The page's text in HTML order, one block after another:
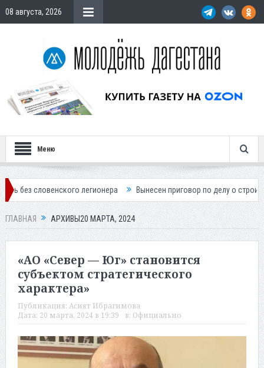
08 августа, 2026
Меню
легионера Вынесен приговор по делу о строительстве гостиницы
ГЛАВНАЯ АРХИВЫ20 МАРТА, 2024
«АО «Север — Юг» становится
субъектом стратегического
характера»
Публикация: Асият Ибрагимова
Дата: 20 марта, 2024 в 19:39 в: Официально